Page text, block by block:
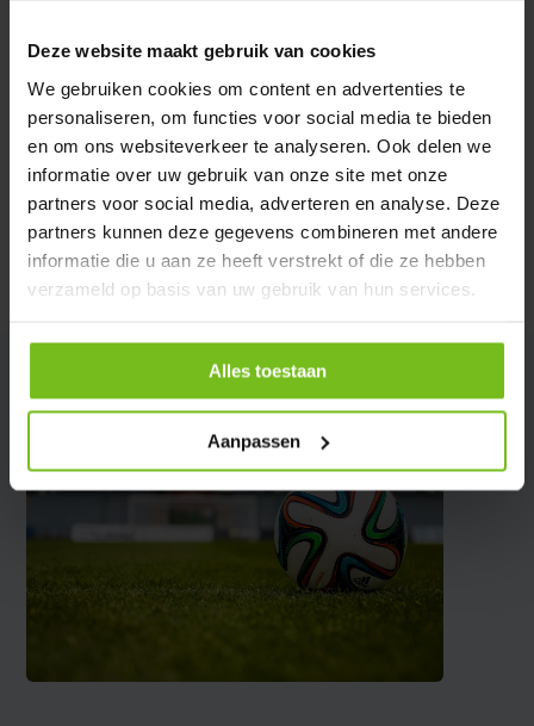
Deze website maakt gebruik van cookies
We gebruiken cookies om content en advertenties te
personaliseren, om functies voor social media te bieden
en om ons websiteverkeer te analyseren. Ook delen we
informatie over uw gebruik van onze site met onze
partners voor social media, adverteren en analyse. Deze
partners kunnen deze gegevens combineren met andere
informatie die u aan ze heeft verstrekt of die ze hebben
verzameld op basis van uw gebruik van hun services.
Alles toestaan
Aanpassen
Description du produit
Spécifications
Évaluations
Partager